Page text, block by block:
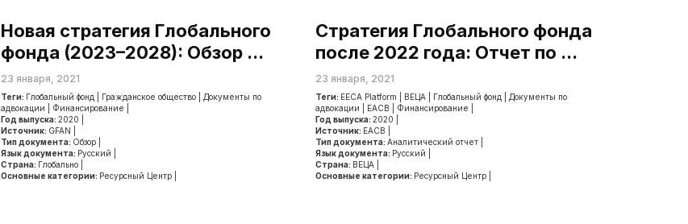
Новая стратегия Глобального
фонда (2023–2028): Обзор ...
23 января, 2021
Теги: Глобальный фонд Гражданское общество| Документы по
адвокации
Финансирование
Год выпуска: 2020
Источник: GFAN
Тип документа: Обзор|
Язык документа: Русский
Страна: Глобально|
Основные категории: Ресурсный Центр|
Стратегия Глобального фонда
после 2022 года: Отчет по ...
23 января, 2021
Теги: EECA Platform ВЕЦА| Глобальный фонд
Документы по
адвокации
ЕАСВ Финансирование
Год выпуска: 2020
Источник: ЕАСВ
Тип документа: Аналитический отчет|
Язык документа: Русский
Страна: ВЕЦА|
Основные категории: Ресурсный Центр|